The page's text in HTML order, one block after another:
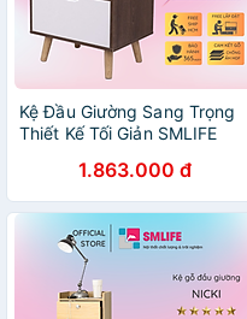
Kệ Đầu Giường Sang Trọng
Thiết Kế Tối Giản SMLIFE
1.863.000 đ